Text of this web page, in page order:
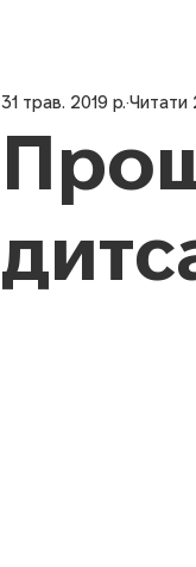
31 трав. 2019 р. Читати